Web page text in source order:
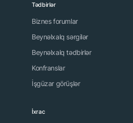
Tədbirlər
Biznes forumlar
Beynəlxalq sərgilər
Beynəlxalq tədbirlər
Konfranslar
İşgüzar görüşlər
İxrac